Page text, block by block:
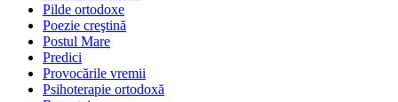
Pilde ortodoxe
Poezie creştină
Postul Mare
Predici
Provocările vremii
Psihoterapie ortodoxă